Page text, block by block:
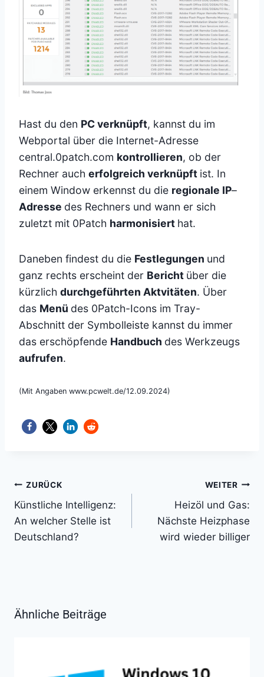
Hast du den PC verknüpft, kannst du im
Webportal über die Internet-Adresse
central.0patch.com kontrollieren, ob der
Rechner auch erfolgreich verknüpft ist. In
einem Window erkennst du die regionale IP–
Adresse des Rechners und wann er sich
zuletzt mit 0Patch harmonisiert hat.
Daneben findest du die Festlegungen und
ganz rechts erscheint der Bericht über die
kürzlich durchgeführten Aktvitäten. Über
das Menü des 0Patch-Icons im Tray-
Abschnitt der Symbolleiste kannst du immer
das erschöpfende Handbuch des Werkzeugs
aufrufen.
(Mit Angaben www.pcwelt.de/12.09.2024)
Beitragsnavigation
ZURÜCK
Künstliche Intelligenz:
An welcher Stelle ist
Deutschland?
WEITER
Heizöl und Gas:
Nächste Heizphase
wird wieder billiger
Ähnliche Beiträge